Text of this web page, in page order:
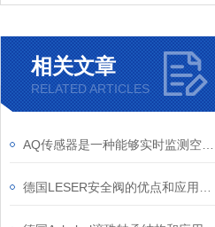
相关文章
RELATED ARTICLES